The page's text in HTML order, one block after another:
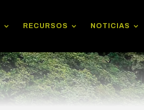
RECURSOS NOTICIAS